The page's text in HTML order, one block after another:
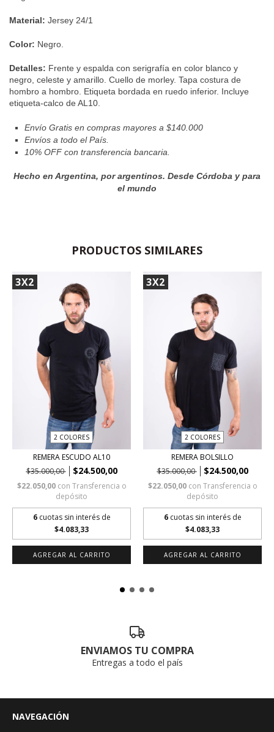
Material: Jersey 24/1
Color: Negro.
Detalles: Frente y espalda con serigrafía en color blanco y
negro, celeste y amarillo. Cuello de morley. Tapa costura de
hombro a hombro. Etiqueta bordada en ruedo inferior. Incluye
etiqueta-calco de AL10.
Envío Gratis en compras mayores a $140.000
Envíos a todo el País.
10% OFF con transferencia bancaria.
Hecho en Argentina, por argentinos. Desde Córdoba y para
el mundo
PRODUCTOS SIMILARES
3X2
2 COLORES
REMERA ESCUDO AL10
$35.000,00
$24.500,00
$22.050,00 con Transferencia o
depósito
6 cuotas sin interés de
$4.083,33
AGREGAR AL CARRITO
3X2
2 COLORES
REMERA BOLSILLO
$35.000,00
$24.500,00
$22.050,00 con Transferencia o
depósito
6 cuotas sin interés de
$4.083,33
AGREGAR AL CARRITO
ENVIAMOS TU COMPRA
Entregas a todo el país
NAVEGACIÓN